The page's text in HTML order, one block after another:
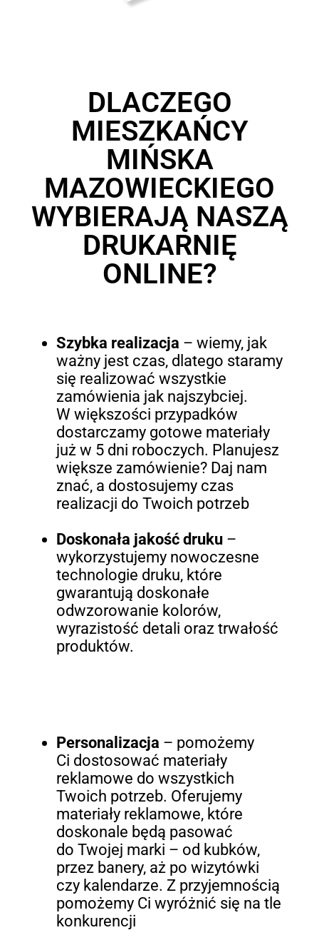
DLACZEGO
MIESZKAŃCY
MIŃSKA
MAZOWIECKIEGO
WYBIERAJĄ NASZĄ
DRUKARNIĘ
ONLINE?
Szybka realizacja – wiemy, jak
ważny jest czas, dlatego staramy
się realizować wszystkie
zamówienia jak najszybciej.
W większości przypadków
dostarczamy gotowe materiały
już w 5 dni roboczych. Planujesz
większe zamówienie? Daj nam
znać, a dostosujemy czas
realizacji do Twoich potrzeb
Doskonała jakość druku–
wykorzystujemy nowoczesne
technologie druku, które
gwarantują doskonałe
odwzorowanie kolorów,
wyrazistość detali oraz trwałość
produktów.
Personalizacja – pomożemy
Ci dostosować materiały
reklamowe do wszystkich
Twoich potrzeb. Oferujemy
materiały reklamowe, które
doskonale będą pasować
do Twojej marki – od kubków,
przez banery, aż po wizytówki
czy kalendarze. Z przyjemnością
pomożemy Ci wyróżnić się na tle
konkurencji